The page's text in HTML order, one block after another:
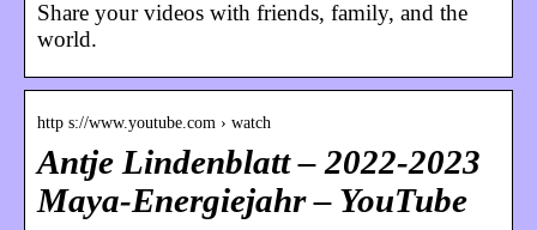
Share your videos with friends, family, and the
world.
http s://www.youtube.com › watch
Antje Lindenblatt – 2022-2023
Maya-Energiejahr – YouTube